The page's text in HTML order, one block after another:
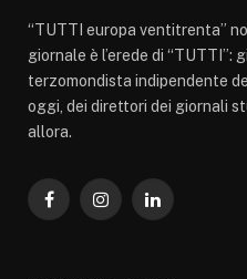
“TUTTI europa ventitrenta”
giornale è l’erede di “TUTTI”:
terzomondista indipendente
oggi, dei direttori dei giornali
allora.
FacebookInstagramLinkedIn